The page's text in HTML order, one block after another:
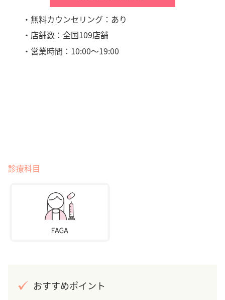
・無料カウンセリング：あり
・店舗数：全国109店舗
・営業時間：10:00〜19:00
診療科目
おすすめポイント